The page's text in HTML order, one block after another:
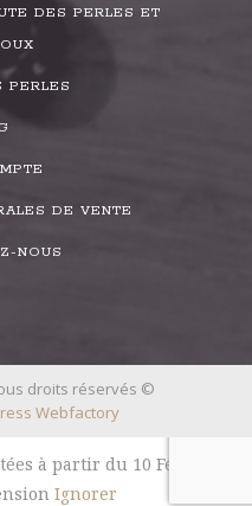
DES PERLES ET
PERLES
DE VENTE
NOUS
droits réservés ©
Webfactory
à partir du 10 Février
Ignorer